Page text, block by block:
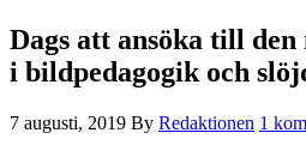
Dags att ansöka till
i bildpedagogik och
7 augusti, 2019 By Redaktionen 1